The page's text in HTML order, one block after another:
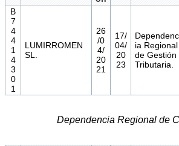
B
7
4
4
1
4
3
0
1
LUMIRROMEN
SL.
26
/0
4/
20
21
17/
04/
20
23
Dependenc
ia Regional
de Gestión
Tributaria.
Dependencia Regional de